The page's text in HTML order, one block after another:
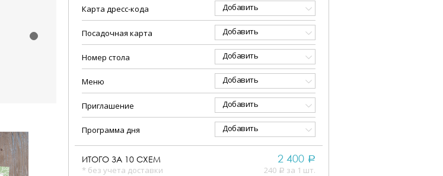
Карта дресс-кода Добавить
Посадочная карта Добавить
Номер стола Добавить
Меню Добавить
Приглашение Добавить
Программа дня Добавить
ИТОГО ЗА 10 СХЕМ
* без учета доставки
2 400 a
240 a за 1 шт.